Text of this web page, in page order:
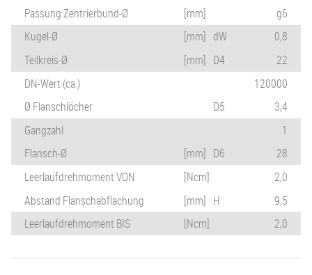
Passung Zentrierbund-Ø
[mm]
g6
Kugel-Ø
[mm] dW
0,8
Teilkreis-Ø
[mm] D4
22
DN-Wert (ca.)
120000
Ø Flanschlöcher
D5
3,4
Gangzahl
1
Flansch-Ø
[mm] D6
28
Leerlaufdrehmoment VON
[Ncm]
2,0
Abstand Flanschabflachung
[mm] H
9,5
Leerlaufdrehmoment BIS
[Ncm] 2,0